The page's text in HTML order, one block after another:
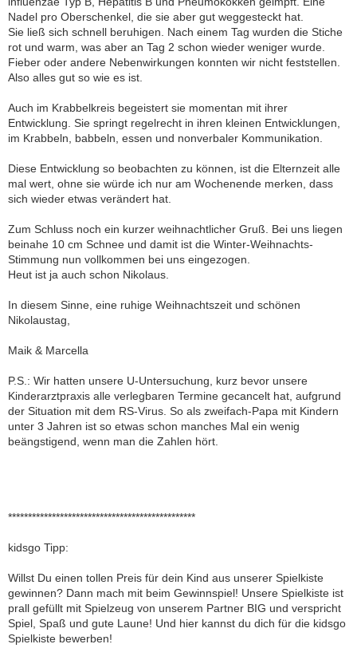
Nadel pro Oberschenkel, die sie aber gut weggesteckt hat.
Sie ließ sich schnell beruhigen. Nach einem Tag wurden die Stiche
rot und warm, was aber an Tag 2 schon wieder weniger wurde.
Fieber oder andere Nebenwirkungen konnten wir nicht feststellen.
Also alles gut so wie es ist.
Auch im Krabbelkreis begeistert sie momentan mit ihrer
Entwicklung. Sie springt regelrecht in ihren kleinen Entwicklungen,
im Krabbeln, babbeln, essen und nonverbaler Kommunikation.
Diese Entwicklung so beobachten zu können, ist die Elternzeit alle
mal wert, ohne sie würde ich nur am Wochenende merken, dass
sich wieder etwas verändert hat.
Zum Schluss noch ein kurzer weihnachtlicher Gruß. Bei uns liegen
beinahe 10 cm Schnee und damit ist die Winter-Weihnachts-
Stimmung nun vollkommen bei uns eingezogen.
Heut ist ja auch schon Nikolaus.
In diesem Sinne, eine ruhige Weihnachtszeit und schönen
Nikolaustag,
Maik & Marcella
P.S.: Wir hatten unsere U-Untersuchung, kurz bevor unsere
Kinderarztpraxis alle verlegbaren Termine gecancelt hat, aufgrund
der Situation mit dem RS-Virus. So als zweifach-Papa mit Kindern
unter 3 Jahren ist so etwas schon manches Mal ein wenig
beängstigend, wenn man die Zahlen hört.
***********************************************
kidsgo Tipp:
Willst Du einen tollen Preis für dein Kind aus unserer Spielkiste
gewinnen? Dann mach mit beim Gewinnspiel! Unsere Spielkiste ist
prall gefüllt mit Spielzeug von unserem Partner BIG und verspricht
Spiel, Spaß und gute Laune! Und hier kannst du dich für die kidsgo
Spielkiste bewerben!